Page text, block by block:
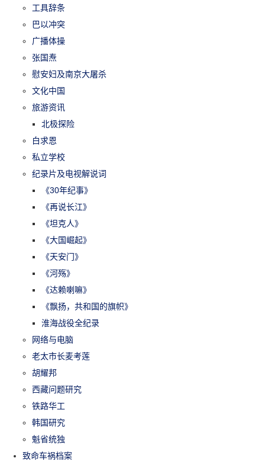
工具辞条
巴以冲突
广播体操
张国焘
慰安妇及南京大屠杀
文化中国
旅游资讯
北极探险
白求恩
私立学校
纪录片及电视解说词
《30年纪事》
《再说长江》
《坦克人》
《大国崛起》
《天安门》
《河殇》
《达赖喇嘛》
《飘扬，共和国的旗帜》
淮海战役全纪录
网络与电脑
老太市长麦考莲
胡耀邦
西藏问题研究
铁路华工
韩国研究
魁省统独
致命车祸档案